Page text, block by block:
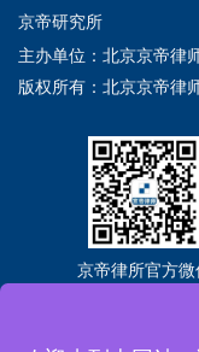
京帝研究所
主办单位：北京京帝
版权所有：北京京帝律
京帝律所官方微